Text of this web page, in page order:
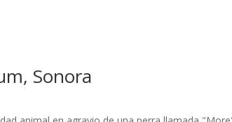
Sonora